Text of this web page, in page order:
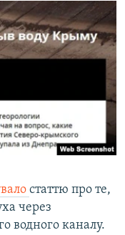
статтю про те,
через
водного каналу.